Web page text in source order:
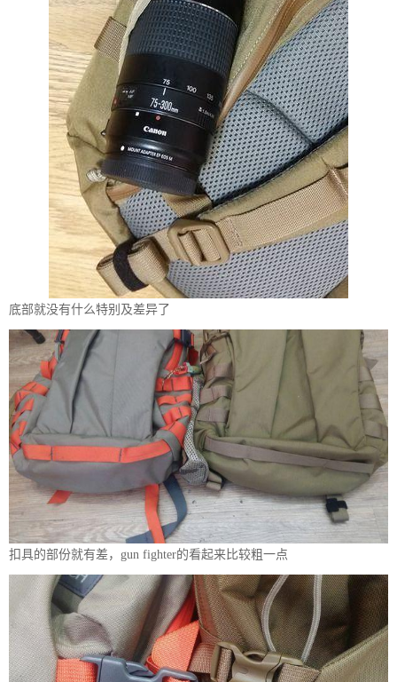
底部就没有什么特别及差异了
扣具的部份就有差，gun fighter的看起来比较粗一点